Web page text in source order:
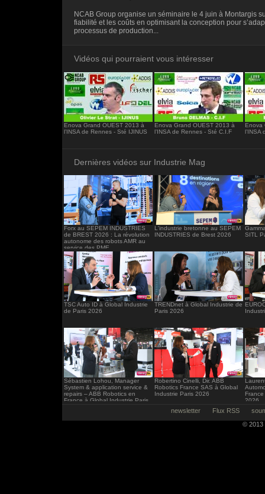
frameborder="0"></iframe>
NCAB Group organise un séminaire le 4 juin à Montargis
fiabilité et les coûts en optimisant la conception pour
processus de production...
Vidéos qui pourraient vous intéresser
Enova Grand OUEST 2013 à
l’INSA de Rennes - Sté IJINUS
Enova Grand OUEST 2013 à
l’INSA de Rennes - Sté C.I.F
Enova
l’INSA
Dernières vidéos sur Industrie Mag
Forx au SEPEM INDUSTRIES
de BREST 2026 : La révolution
autonome des robots AMR au
service des PME
L'industrie bretonne au SEPEM
INDUSTRIES de Brest 2026
SITL
TSC Auto ID à Global Industrie
de Paris 2026
TRENDnet à Global Industrie de
Paris 2026
Sébastien Lohou, Manager
System & application service &
repairs – ABB Robotics en
France à Global Industrie Paris
Robertino Cinelli, Dir. ABB
Robotics France SAS à Global
Industrie Paris 2026
2026
newsletter Flux RSS
© 2013